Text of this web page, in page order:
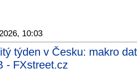
10:03
týden v Česku: makro
- FXstreet.cz